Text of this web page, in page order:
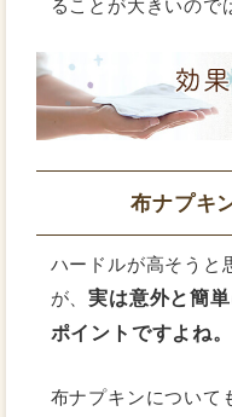
ることが大きいので
布ナプキ
ハードルが高そうと
が、実は意外と簡
ポイントですよね。
布ナプキンについて